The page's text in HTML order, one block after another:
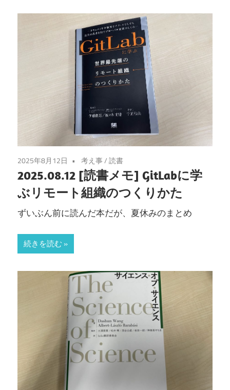
2025年8月12日 考え事/読書
2025.08.12 [読書メモ] GitLabに学
ぶリモート組織のつくりかた
ずいぶん前に読んだ本だが、夏休みのまとめ
続きを読む